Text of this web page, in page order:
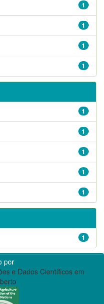
1
1
1
1
1
1
1
1
1
1
por